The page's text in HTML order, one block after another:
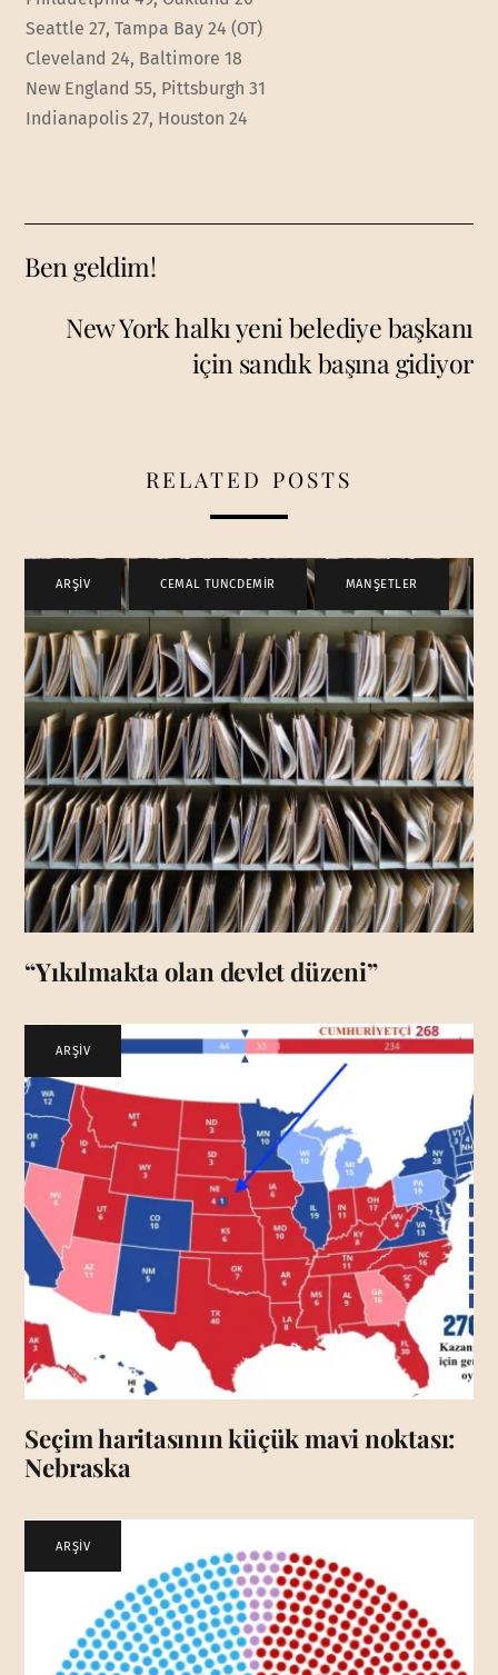
Seattle 27, Tampa Bay 24 (OT)
Cleveland 24, Baltimore 18
New England 55, Pittsburgh 31
Indianapolis 27, Houston 24
Ben geldim!
New York halkı yeni belediye başkanı
için sandık başına gidiyor
RELATED POSTS
ARŞİV CEMAL TUNCDEMİR , MANŞETLER
“Yıkılmakta olan devlet düzeni”
ARŞİV
Seçim haritasının küçük mavi noktası:
Nebraska
ARŞİV